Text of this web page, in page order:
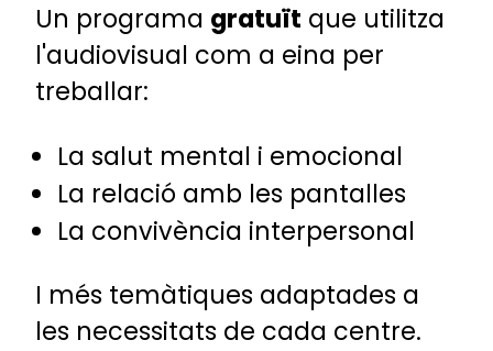
Un programa gratuït que utilitza
l'audiovisual com a eina per
treballar:
La salut mental i emocional
La relació amb les pantalles
La convivència interpersonal
I més temàtiques adaptades a
les necessitats de cada centre.